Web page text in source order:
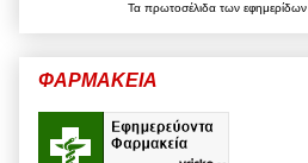
Τα πρωτοσέλιδα των εφημερίδων
ΦΑΡΜΑΚΕΙΑ